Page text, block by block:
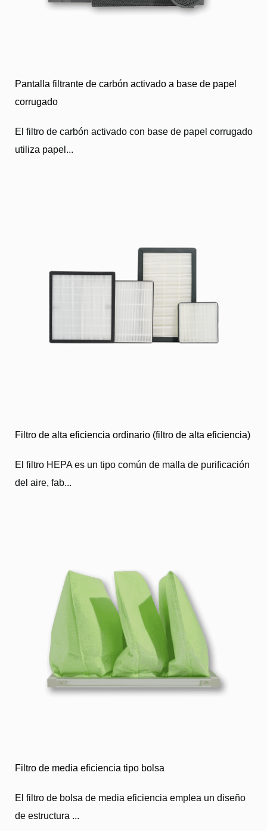
Pantalla filtrante de carbón activado a base de papel
corrugado
El filtro de carbón activado con base de papel corrugado
utiliza papel...
Filtro de alta eficiencia ordinario (filtro de alta eficiencia)
El filtro HEPA es un tipo común de malla de purificación
del aire, fab...
Filtro de media eficiencia tipo bolsa
El filtro de bolsa de media eficiencia emplea un diseño
de estructura ...